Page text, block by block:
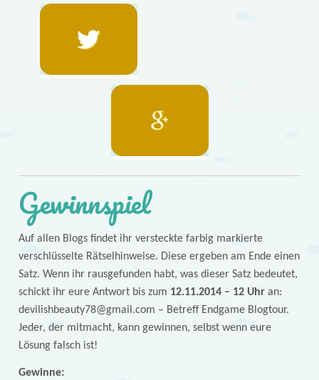
Gewinnspiel
Auf allen Blogs findet ihr versteckte farbig markierte
verschlüsselte Rätselhinweise. Diese ergeben am Ende einen
Satz. Wenn ihr rausgefunden habt, was dieser Satz bedeutet,
schickt ihr eure Antwort bis zum 12.11.2014 – 12 Uhran:
devilishbeauty78@gmail.com – Betreff Endgame Blogtour.
Jeder, der mitmacht, kann gewinnen, selbst wenn eure
Lösung falsch ist!
Gewinne: